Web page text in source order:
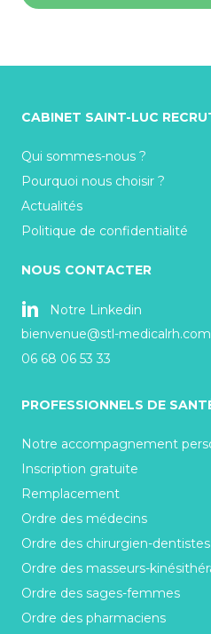
CABINET SAINT-LUC
Qui sommes-nous ?
Pourquoi nous choisir ?
Actualités
Politique de confidentialité
NOUS CONTACTER
Notre Linkedin
bienvenue@stl-medicalrh.com
06 68 06 53 33
PROFESSIONNELS DE
Notre accompagnement
Inscription gratuite
Remplacement
Ordre des médecins
Ordre des chirurgien-dentistes
Ordre des masseurs-
Ordre des sages-femmes
Ordre des pharmaciens